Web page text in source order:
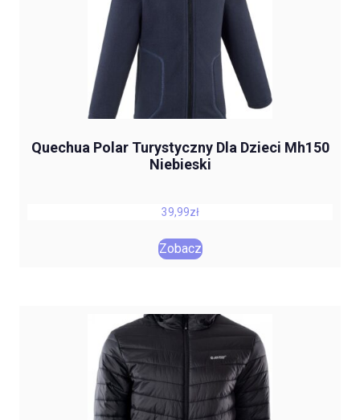
Quechua Polar Turystyczny Dla Dzieci Mh150
Niebieski
39,99zł
Zobacz